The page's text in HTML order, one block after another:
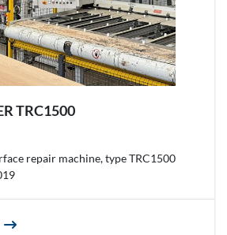
TRC1500
repair machine, type TRC1500